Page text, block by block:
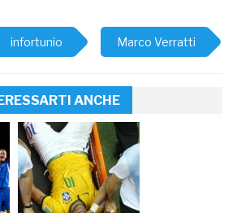
infortunio Marco Verratti
ANCHE